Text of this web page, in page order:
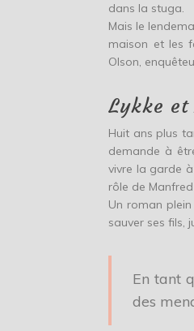
dans la stuga.
Mais le
maison et les
Olson,
Lykke
Huit ans plus
demande à
vivre la garde
rôle de
Un roman
sauver ses fils,
En tant
des